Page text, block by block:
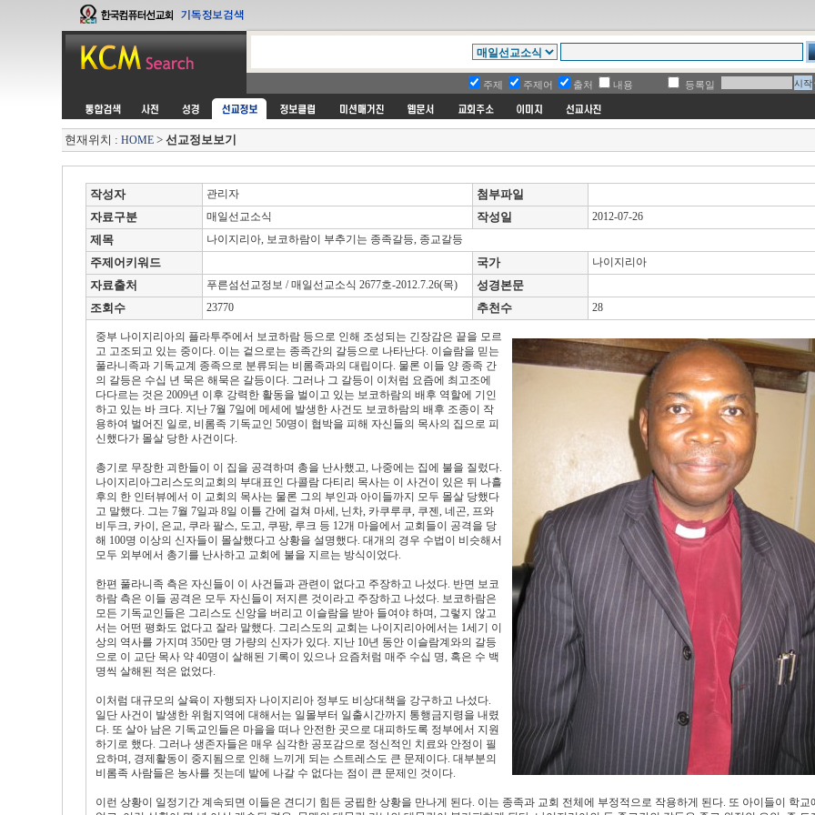
주제 주제어 출처 내용 등록일
현재위치 : HOME> 선교정보보기
작성자 관리자
첨부파일
자료구분
매일선교소식 작성일 2012-07-26
제목 나이지리아, 보코하람이 부추기는 종족갈등, 종교갈등
주제어키워드 국가 나이지리아
자료출처 푸른섬선교정보 / 매일선교소식 2677호-2012.7.26(목)
성경본문
조회수
23770 추천수 28
중부 나이지리아의 플라투주에서 보코하람 등으로 인해 조성되는 긴장감은 끝을 모르
고 고조되고 있는 중이다. 이는 겉으로는 종족간의 갈등으로 나타난다. 이슬람을 믿는
풀라니족과 기독교계 종족으로 분류되는 비롬족과의 대립이다. 물론 이들 양 종족 간
의 갈등은 수십 년 묵은 해묵은 갈등이다. 그러나 그 갈등이 이처럼 요즘에 최고조에
다다르는 것은 2009년 이후 강력한 활동을 벌이고 있는 보코하람의 배후 역할에 기인
하고 있는 바 크다. 지난 7월 7일에 메세에 발생한 사건도 보코하람의 배후 조종이 작
용하여 벌어진 일로, 비롬족 기독교인 50명이 협박을 피해 자신들의 목사의 집으로 피
신했다가 몰살 당한 사건이다.
총기로 무장한 괴한들이 이 집을 공격하며 총을 난사했고, 나중에는 집에 불을 질렀다.
나이지리아그리스도의교회의 부대표인 다콜람 다티리 목사는 이 사건이 있은 뒤 나흘
후의 한 인터뷰에서 이 교회의 목사는 물론 그의 부인과 아이들까지 모두 몰살 당했다
고 말했다. 그는 7월 7일과 8일 이틀 간에 걸쳐 마세, 닌차, 카쿠루쿠, 쿠젠, 네곤, 프와
비두크, 카이, 은교, 쿠라 팔스, 도고, 쿠팡, 루크 등 12개 마을에서 교회들이 공격을 당
해 100명 이상의 신자들이 몰살했다고 상황을 설명했다. 대개의 경우 수법이 비슷해서
모두 외부에서 총기를 난사하고 교회에 불을 지르는 방식이었다.
한편 풀라니족 측은 자신들이 이 사건들과 관련이 없다고 주장하고 나섰다. 반면 보코
하람 측은 이들 공격은 모두 자신들이 저지른 것이라고 주장하고 나섰다. 보코하람은
모든 기독교인들은 그리스도 신앙을 버리고 이슬람을 받아 들여야 하며, 그렇지 않고
서는 어떤 평화도 없다고 잘라 말했다. 그리스도의 교회는 나이지리아에서는 1세기 이
상의 역사를 가지며 350만 명 가량의 신자가 있다. 지난 10년 동안 이슬람계와의 갈등
으로 이 교단 목사 약 40명이 살해된 기록이 있으나 요즘처럼 매주 수십 명, 혹은 수 백
명씩 살해된 적은 없었다.
이처럼 대규모의 살육이 자행되자 나이지리아 정부도 비상대책을 강구하고 나섰다.
일단 사건이 발생한 위험지역에 대해서는 일몰부터 일출시간까지 통행금지령을 내렸
다. 또 살아 남은 기독교인들은 마을을 떠나 안전한 곳으로 대피하도록 정부에서 지원
하기로 했다. 그러나 생존자들은 매우 심각한 공포감으로 정신적인 치료와 안정이 필
요하며, 경제활동이 중지됨으로 인해 느끼게 되는 스트레스도 큰 문제이다. 대부분의
비롬족 사람들은 농사를 짓는데 밭에 나갈 수 없다는 점이 큰 문제인 것이다.
이런 상황이 일정기간 계속되면 이들은 견디기 힘든 궁핍한 상황을 만나게 된다. 이는 종족과 교회 전체에 부정적으로 작용하게 된다. 또 아이들이 학교